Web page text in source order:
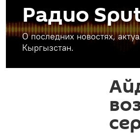
Радио
О последних новостях,
Кыргызстан.